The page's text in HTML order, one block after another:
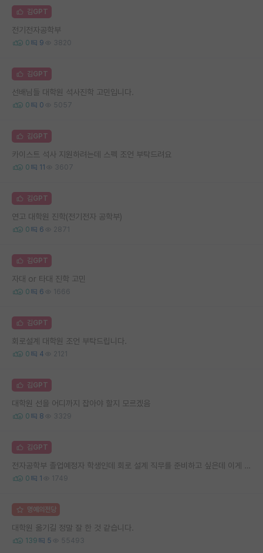
김GPT
전기전자공학부
0 9 3820
김GPT
선배님들 대학원 석사진학 고민입니다.
0 0 5057
김GPT
카이스트 석사 지원하려는데 스펙 조언 부탁드려요
0 11 3607
김GPT
연고 대학원 진학(전기전자 공학부)
0 6 2871
김GPT
자대 or 타대 진학 고민
0 6 1666
김GPT
회로설계 대학원 조언 부탁드립니다.
0 4 2121
김GPT
대학원 선을 어디까지 잡아야 할지 모르겠음
0 8 3329
김GPT
전자공학부 졸업예정자 학생인데 회로 설계 직무를 준비하고 싶은데 이게 맞을까요?
0 1 1749
명예의전당
대학원 옮기길 정말 잘 한 것 같습니다.
139 5 55493